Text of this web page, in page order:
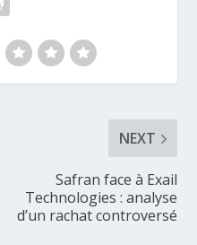
NEXT
Safran face à Exail
Technologies : analyse
d’un rachat controversé